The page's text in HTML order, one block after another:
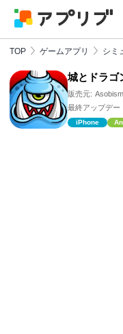
TOP ゲームアプリ シミ
城とドラゴ
販売元:
最終アップデー
iPhone